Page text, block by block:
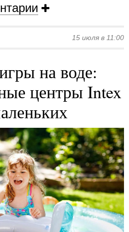
15 июля в 11:00
на воде:
центры Intex